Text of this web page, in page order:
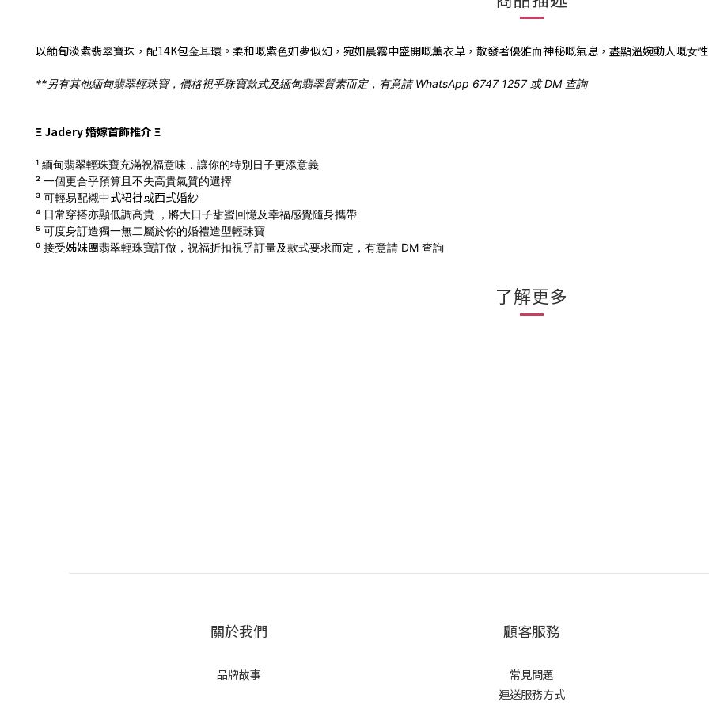
以緬甸淡紫翡翠寶珠，配14K包⾦⽿環。柔和嘅紫⾊如夢似幻，宛如晨霧中盛開嘅薰⾐草，散發著優雅⽽神秘嘅氣息，盡顯溫婉動⼈嘅⼥
**另有其他緬甸翡翠輕珠寶，價格視乎珠寶款式及緬甸翡翠質素而定，有意請 WhatsApp 6747 1257 或 DM 查詢
Ξ Jadery 婚嫁首飾推介 Ξ
¹ 緬甸翡翠輕珠寶充滿祝福意味，讓你的特別日子更添意義
² 一個更合乎預算且不失高貴氣質的選擇
³ 可輕易配襯中式裙褂或西式婚紗
⁴ 日常穿搭亦顯低調高貴 ，將大日子甜蜜回憶及幸福感覺隨身攜帶
⁵ 可度身訂造獨一無二屬於你的婚禮造型輕珠寶
⁶ 接受姊妹團翡翠輕珠寶訂做， 祝福折扣視乎訂量及款式要求而定，有意請 DM 查詢
了解更多
關於我們
品牌故事
顧客服務
常見問題
運送服務方式